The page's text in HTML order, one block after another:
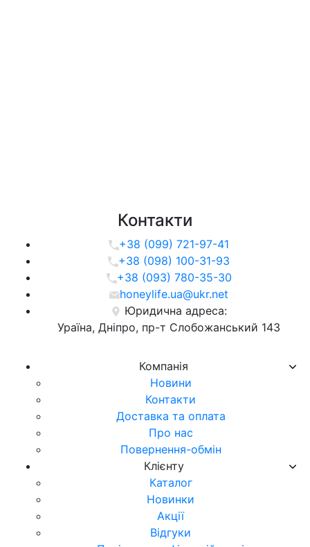
Компанія
Новини
Контакти
Доставка та оплата
Про нас
Повернення-обмін
Клієнту
Каталог
Новинки
Акції
Відгуки
Контакти
+38 (099) 721-97-41
+38 (098) 100-31-93
+38 (093) 780-35-30
honeylife.ua@ukr.net
Юридична адреса:
Ураїна, Дніпро, пр-т Слобожанський 143